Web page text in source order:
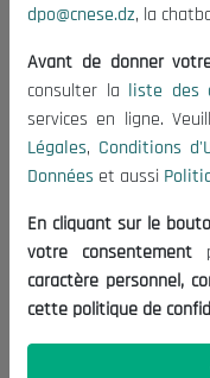
Mentions Légales
Conditions
Politique de
Politique des
Nous
(+213) 021
Suggestions
Newsletter
dernières
dpo@cnese.dz, la
Avant de donner
consulter la liste des
services en ligne.
Légales, Conditions
Données et aussi
En cliquant sur le
votre consentement
caractère personnel,
cette politique de